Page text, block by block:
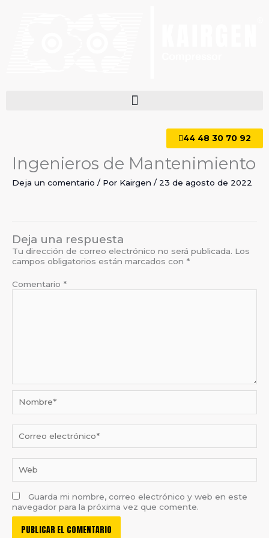
44 48 30 70 92
Ingenieros de Mantenimiento
Deja un comentario / Por Kairgen / 23 de agosto de 2022
Deja una respuesta
Tu dirección de correo electrónico no será publicada. Los
campos obligatorios están marcados con *
Comentario *
Correo
electrónico*
Guarda mi nombre, correo electrónico y web en este
navegador para la próxima vez que comente.